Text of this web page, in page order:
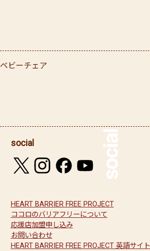
ベビーチェア
social
HEART BARRIER FREE PROJECT
ココロのバリアフリーについて
応援店加盟申し込み
お問い合わせ
HEART BARRIER FREE PROJECT 英語サイト